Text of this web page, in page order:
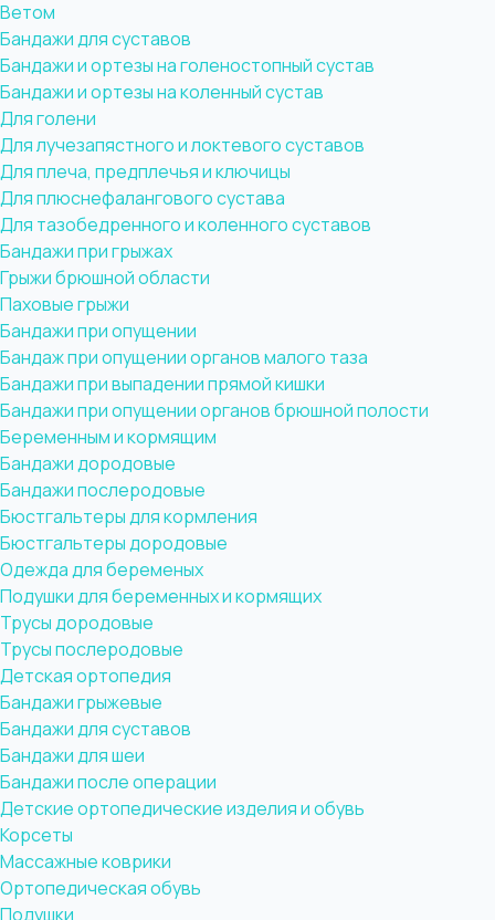
Ветом
Бандажи для суставов
Бандажи и ортезы на голеностопный сустав
Бандажи и ортезы на коленный сустав
Для голени
Для лучезапястного и локтевого суставов
Для плеча, предплечья и ключицы
Для плюснефалангового сустава
Для тазобедренного и коленного суставов
Бандажи при грыжах
Грыжи брюшной области
Паховые грыжи
Бандажи при опущении
Бандаж при опущении органов малого таза
Бандажи при выпадении прямой кишки
Бандажи при опущении органов брюшной полости
Беременным и кормящим
Бандажи дородовые
Бандажи послеродовые
Бюстгальтеры для кормления
Бюстгальтеры дородовые
Одежда для беременых
Подушки для беременных и кормящих
Трусы дородовые
Трусы послеродовые
Детская ортопедия
Бандажи грыжевые
Бандажи для суставов
Бандажи для шеи
Бандажи после операции
Детские ортопедические изделия и обувь
Корсеты
Массажные коврики
Ортопедическая обувь
Подушки